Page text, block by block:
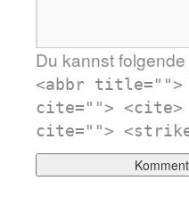
Du kannst folgende
<abbr title="">
cite=""> <cite>
cite="">